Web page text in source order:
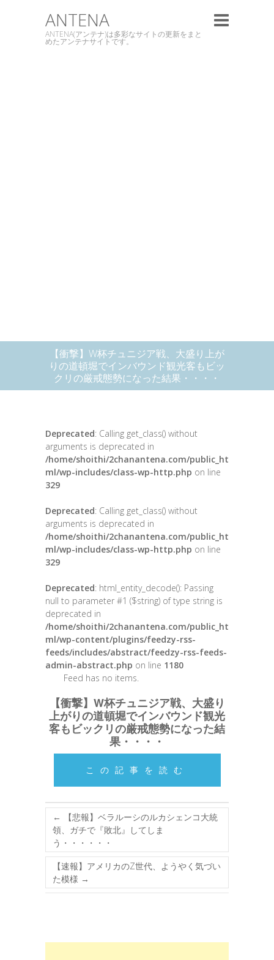
ANTENA
ANTENA(アンテナ)は多彩なサイトの更新をまと
めたアンテナサイトです。
【衝撃】W杯チュニジア戦、大盛り上が
りの道頓堀でインバウンド観光客もビッ
クリの厳戒態勢になった結果・・・・
Deprecated: Calling get_class() without
arguments is deprecated in
/home/shoithi/2chanantena.com/public_ht
ml/wp-includes/class-wp-http.php on line
329
Deprecated: Calling get_class() without
arguments is deprecated in
/home/shoithi/2chanantena.com/public_ht
ml/wp-includes/class-wp-http.php on line
329
Deprecated: html_entity_decode(): Passing
null to parameter #1 ($string) of type string is
deprecated in
/home/shoithi/2chanantena.com/public_ht
ml/wp-content/plugins/feedzy-rss-
feeds/includes/abstract/feedzy-rss-feeds-
admin-abstract.php on line 1180
Feed has no items.
【衝撃】W杯チュニジア戦、大盛り
上がりの道頓堀でインバウンド観光
客もビックリの厳戒態勢になった結
果・・・・
この記事を読む
←
【悲報】ベラルーシのルカシェンコ大統
領、ガチで『敗北』してしま
う・・・・・・
【速報】アメリカのZ世代、ようやく気づい
た模様 →